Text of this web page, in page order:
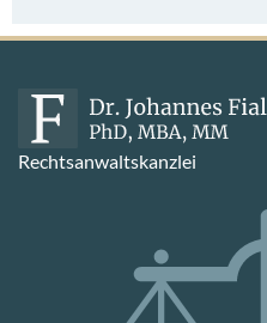
Rechtsanwaltskanzlei